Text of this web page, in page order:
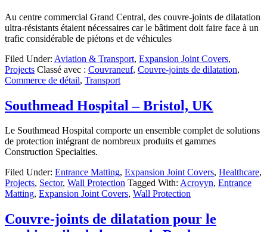
Au centre commercial Grand Central, des couvre-joints de dilatation
ultra-résistants étaient nécessaires car le bâtiment doit faire face à un
trafic considérable de piétons et de véhicules
Filed Under: Aviation & Transport, Expansion Joint Covers,
Projects Classé avec : Couvraneuf, Couvre-joints de dilatation,
Commerce de détail, Transport
Southmead Hospital – Bristol, UK
Le Southmead Hospital comporte un ensemble complet de solutions
de protection intégrant de nombreux produits et gammes
Construction Specialties.
Filed Under: Entrance Matting, Expansion Joint Covers, Healthcare,
Projects, Sector, Wall Protection Tagged With: Acrovyn, Entrance
Matting, Expansion Joint Covers, Wall Protection
Couvre-joints de dilatation pour le